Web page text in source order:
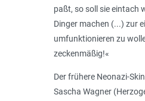
paßt, so soll sie eintach
Dinger machen (...) zur
umfunktionieren zu
zeckenmäßig!«
Der frühere Neonazi-
Sascha Wagner